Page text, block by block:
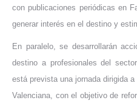
con publicaciones periódicas en
generar interés en el destino y
En paralelo, se desarrollarán
destino a profesionales del
está prevista una jornada dirigida
Valenciana, con el objetivo de